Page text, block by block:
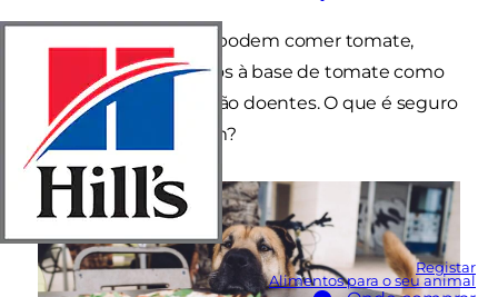
Registar
Alimentos para o seu animal
Descubra se os cães podem comer tomate,
assim como alimentos à base de tomate como
pizza, e se ficam ou não doentes. O que é seguro
para experimentarem?